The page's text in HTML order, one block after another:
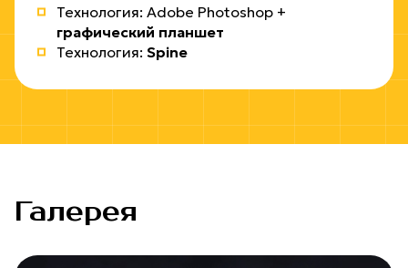
Технология: Adobe Photoshop +
графический планшет
Технология:Spine
Галерея